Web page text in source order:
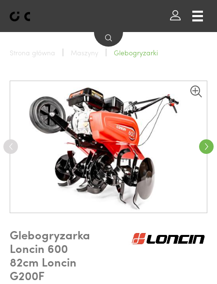
Wszystkie marki
Strona główna Maszyny Glebogryzarki
Glebogryzarka
Loncin 600
82cm Loncin
G200F